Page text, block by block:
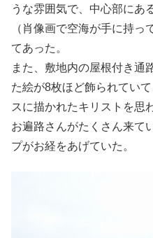
うな雰囲気で、中心部にあ
（肖像画で空海が手に持っ
てあった。
また、敷地内の屋根付き通
た絵が8枚ほど飾られてい
スに描かれたキリストを思
お遍路さんがたくさん来て
プがお経をあげていた。